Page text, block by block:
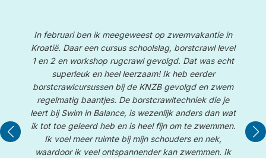
In februari ben ik meegeweest op zwemvakantie in
Kroatië. Daar een cursus schoolslag, borstcrawl level
1 en 2 en workshop rugcrawl gevolgd. Dat was echt
superleuk en heel leerzaam! Ik heb eerder
borstcrawlcursussen bij de KNZB gevolgd en zwem
regelmatig baantjes. De borstcrawltechniek die je
leert bij Swim in Balance, is wezenlijk anders dan wat
ik tot toe geleerd heb en is heel fijn om te zwemmen.
Ik voel meer ruimte bij mijn schouders en nek,
waardoor ik veel ontspannender kan zwemmen. Ik